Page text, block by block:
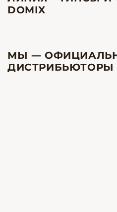
DOMIX
МЫ —
ДИСТРИБЬЮТОРЫ